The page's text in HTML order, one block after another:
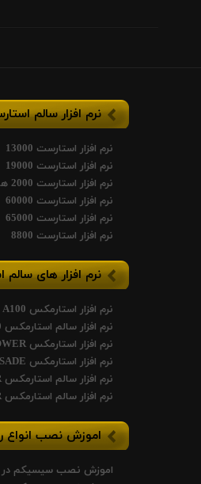
نرم افزار سالم
نرم افزار استارست 13000
نرم افزار استارست 19000
نرم افزار استارست 2000 هایپر
نرم افزار استارست 60000
نرم افزار استارست 65000
نرم افزار استارست 8800
نرم افزار های
نرم افزار استارمکس A100
نرم افزار سالم استارمکس A20
نرم افزار استارمکس A30 POWER
نرم افزار استارمکس A30 SADE
نرم افزار سالم استارمکس X100 SUPER
نرم افزار سالم استارمکس X20 SUPER
اموزش نصب انواع
اموزش نصب سیسیکم در